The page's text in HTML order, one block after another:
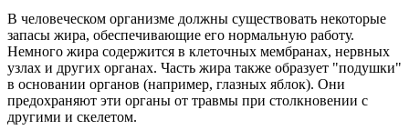
В человеческом организме должны существовать некоторые
запасы жира, обеспечивающие его нормальную работу.
Немного жира содержится в клеточных мембранах, нервных
узлах и других органах. Часть жира также образует "подушки"
в основании органов (например, глазных яблок). Они
предохраняют эти органы от травмы при столкновении с
другими и скелетом.